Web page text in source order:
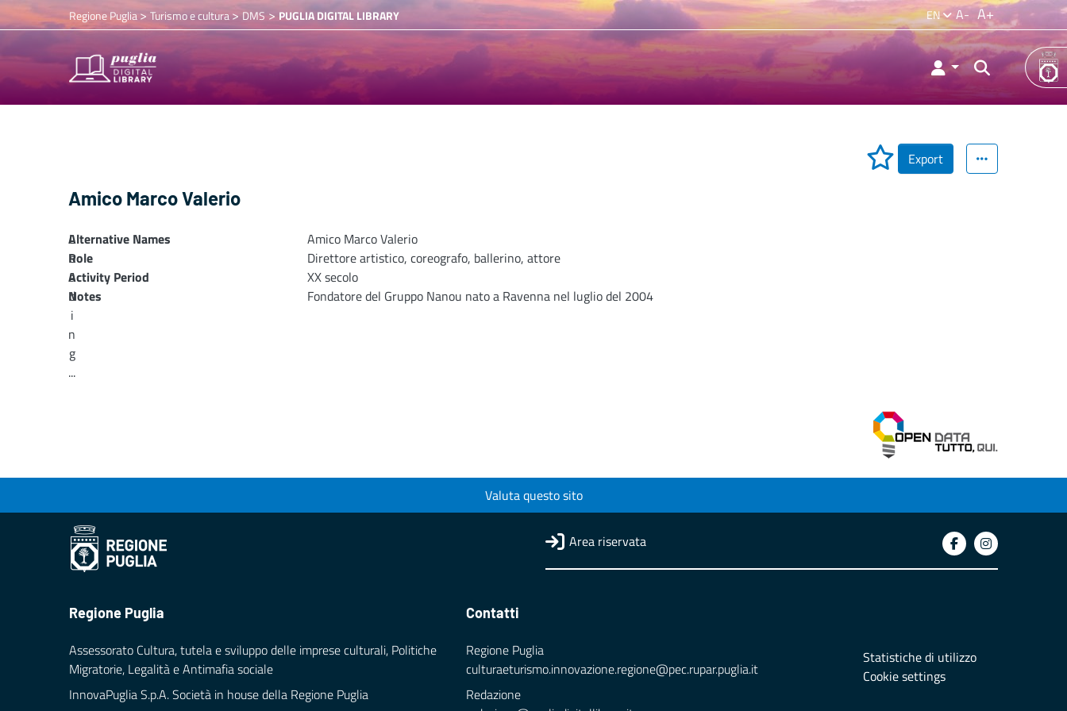
Regione Puglia> Turismo e cultura>DMS > PUGLIA DIGITAL LIBRARY EN A- A+
Export
Amico Marco Valerio
L
o
a
d
i
n
g
...
Alternative Names
Amico Marco Valerio
Role
Direttore artistico, coreografo, ballerino, attore
Activity Period
XX secolo
Notes
Fondatore del Gruppo Nanou nato a Ravenna nel luglio del 2004
Valuta questo sito
Area riservata
Regione Puglia
Assessorato Cultura, tutela e sviluppo delle imprese culturali, Politiche
Migratorie, Legalità e Antimafia sociale
InnovaPuglia S.p.A. Società in house della Regione Puglia
Contatti
Regione Puglia
culturaeturismo.innovazione.regione@pec.rupar.puglia.it
Redazione
Statistiche di utilizzo
Cookie settings